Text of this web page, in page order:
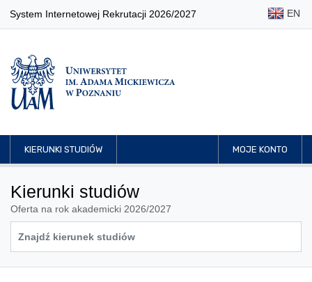
System Internetowej Rekrutacji 2026/2027 EN
KIERUNKI STUDIÓW MOJE KONTO
Kierunki studiów
Oferta na rok akademicki 2026/2027